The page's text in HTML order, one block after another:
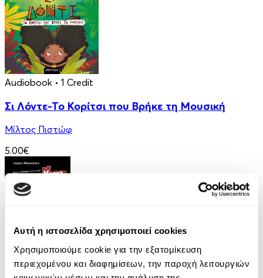
Αυτή η ιστοσελίδα χρησιμοποιεί cookies
Χρησιμοποιούμε cookie για την εξατομίκευση
περιεχομένου και διαφημίσεων, την παροχή λειτουργιών
Audiobook • 1 Credit
Σι Λόντε-Το Κορίτσι που Βρήκε τη Μουσική
Μίλτος Πιστώφ
5.00€